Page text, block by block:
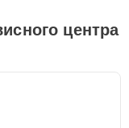
центра